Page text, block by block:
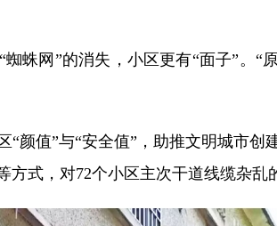
网”的消失，小区更有“面子”。“
值”与“安全值”，助推文明城市创
式，对72个小区主次干道线缆杂乱